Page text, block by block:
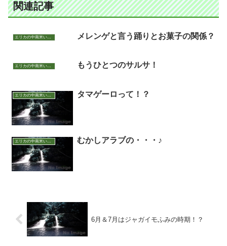
関連記事
エリカの中南米いまむかし メレンゲと言う踊りとお菓子の関係？
エリカの中南米いまむかし もうひとつのサルサ！
エリカの中南米いまむかし タマゲーロって！？
エリカの中南米いまむかし むかしアラブの・・・♪
6月＆7月はジャガイモふみの時期！？